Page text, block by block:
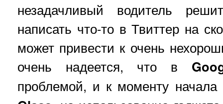
незадачливый водитель
написать что-то в Твиттер на
может привести к очень
очень надеется, что в
проблемой, и к моменту